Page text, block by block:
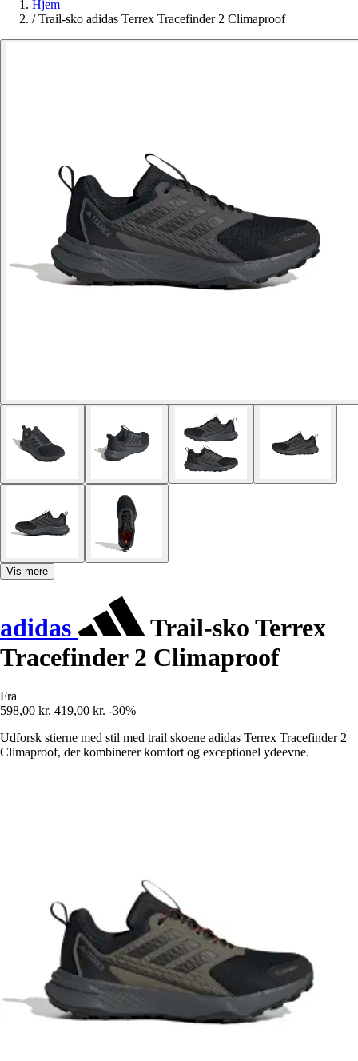
Hjem
/ Trail-sko adidas Terrex Tracefinder 2 Climaproof
Vis mere
adidas
Trail-sko Terrex
Tracefinder 2 Climaproof
Fra
598,00 kr. 419,00 kr. -30%
Udforsk stierne med stil med trail skoene adidas Terrex Tracefinder 2
Climaproof, der kombinerer komfort og exceptionel ydeevne.